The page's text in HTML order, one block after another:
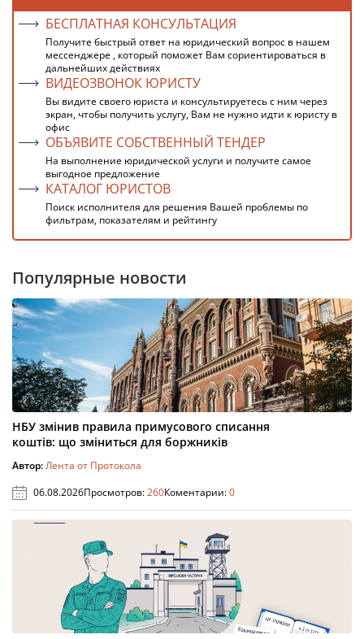
БЕСПЛАТНАЯ КОНСУЛЬТАЦИЯ
Получите быстрый ответ на юридический вопрос в нашем
мессенджере , который поможет Вам сориентироваться в
дальнейших действиях
ВИДЕОЗВОНОК ЮРИСТУ
Вы видите своего юриста и консультируетесь с ним через
экран, чтобы получить услугу, Вам не нужно идти к юристу в
офис
ОБЪЯВИТЕ СОБСТВЕННЫЙ ТЕНДЕР
На выполнение юридической услуги и получите самое
выгодное предложение
КАТАЛОГ ЮРИСТОВ
Поиск исполнителя для решения Вашей проблемы по
фильтрам, показателям и рейтингу
Популярные новости
НБУ змінив правила примусового списання
коштів: що зміниться для боржників
Автор:Лента от Протокола
06.08.2026Просмотров:260Коментарии:0